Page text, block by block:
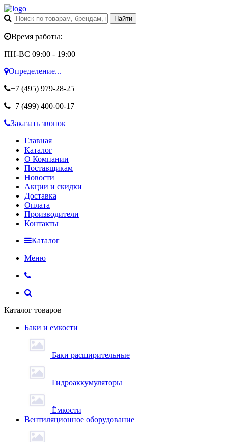
Время работы:
ПН-ВС 09:00 - 19:00
Определение...
+7 (495) 979-28-25
+7 (499) 400-00-17
Заказать звонок
Главная
Каталог
О Компании
Поставщикам
Новости
Акции и скидки
Доставка
Оплата
Производители
Контакты
Каталог
Меню
Каталог товаров
Баки и емкости
Баки расширительные
Гидроаккумуляторы
Ёмкости
Вентиляционное оборудование